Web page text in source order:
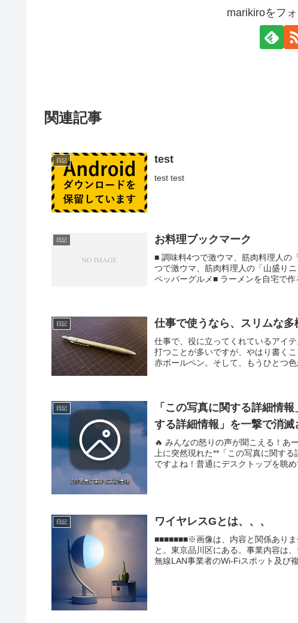
marikiroをフ
関連記事
日記 test
test test
日記 お料理ブックマーク
■ 調味料4つで激ウマ、筋肉料理人の
つで激ウマ、筋肉料理人の「山盛り
ペッパーグルメ■ ラーメンを自宅で作
日記 仕事で使うなら、スリムな多
仕事で、役に立ってくれているアイ
打つことが多いですが、やはり書く
赤ボールペン。そして、もうひとつ
日記
「この写真に関する詳細情
する詳細情報」を一撃で消滅
🔥 みんなの怒りの声が聞こえる！あ
上に突然現れた**「この写真に関す
ですよね！普通にデスクトップを眺
日記 ワイヤレスGとは、、、
■■■■■■■※画像は、内容と関係あり
と。東京品川区にある。事業内容は
無線LAN事業者のWi-Fiスポット及び